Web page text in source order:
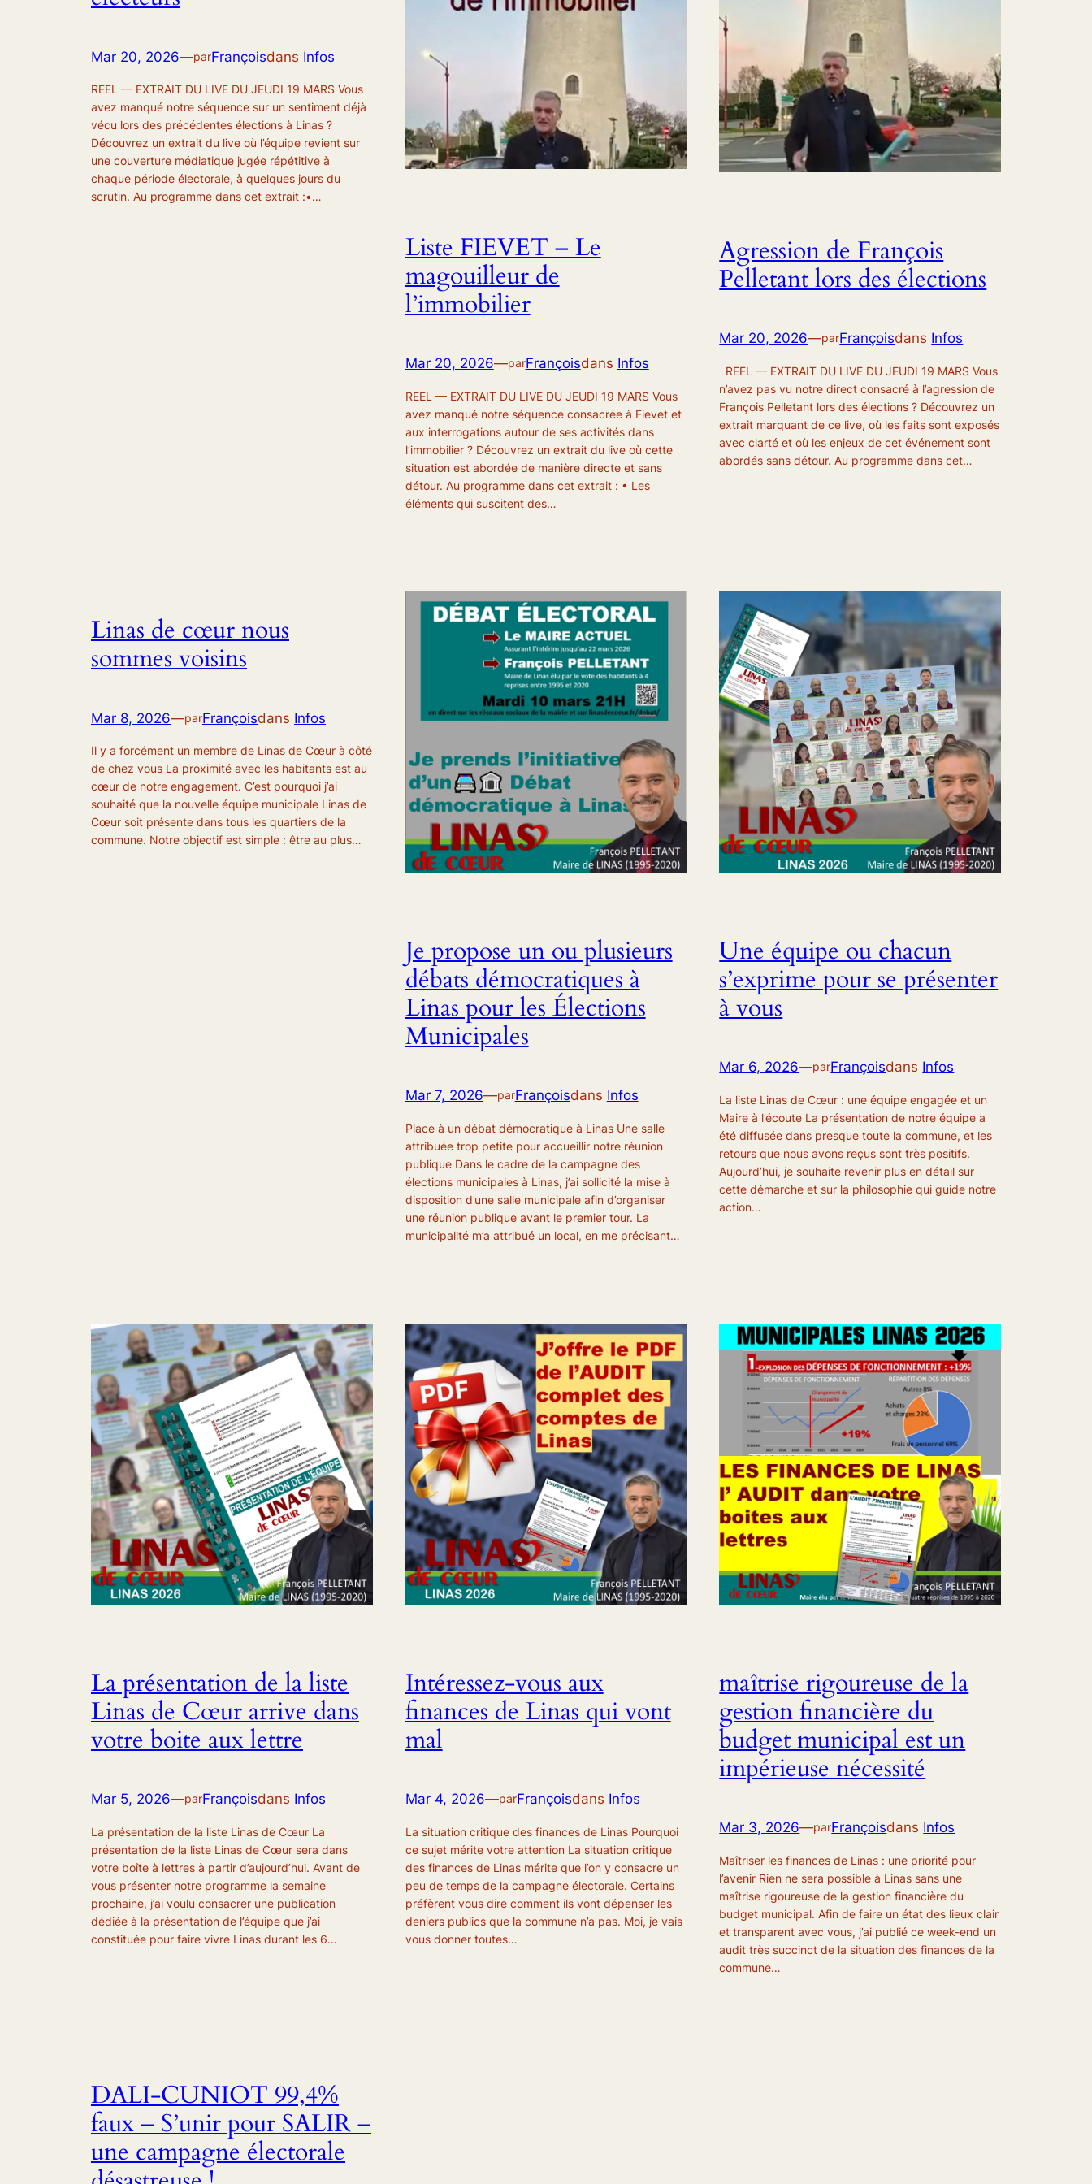
Mar 20, 2026—parFrançoisdans Infos
REEL — EXTRAIT DU LIVE DU JEUDI 19 MARS Vous
avez manqué notre séquence sur un sentiment déjà
vécu lors des précédentes élections à Linas ?
Découvrez un extrait du live où l’équipe revient sur
une couverture médiatique jugée répétitive à
chaque période électorale, à quelques jours du
scrutin. Au programme dans cet extrait :•…
Liste FIEVET – Le
magouilleur de
l’immobilier
Mar 20, 2026—parFrançoisdans Infos
REEL — EXTRAIT DU LIVE DU JEUDI 19 MARS Vous
avez manqué notre séquence consacrée à Fievet et
aux interrogations autour de ses activités dans
l’immobilier ? Découvrez un extrait du live où cette
situation est abordée de manière directe et sans
détour. Au programme dans cet extrait : • Les
éléments qui suscitent des…
Agression de François
Pelletant lors des élections
Mar 20, 2026—parFrançoisdans Infos
REEL — EXTRAIT DU LIVE DU JEUDI 19 MARS Vous
n’avez pas vu notre direct consacré à l’agression de
François Pelletant lors des élections ? Découvrez un
extrait marquant de ce live, où les faits sont exposés
avec clarté et où les enjeux de cet événement sont
abordés sans détour. Au programme dans cet…
Linas de cœur nous
sommes voisins
Mar 8, 2026—parFrançoisdans Infos
Il y a forcément un membre de Linas de Cœur à côté
de chez vous La proximité avec les habitants est au
cœur de notre engagement. C’est pourquoi j’ai
souhaité que la nouvelle équipe municipale Linas de
Cœur soit présente dans tous les quartiers de la
commune. Notre objectif est simple : être au plus…
Je propose un ou plusieurs
débats démocratiques à
Linas pour les Élections
Municipales
Mar 7, 2026—parFrançoisdans Infos
Place à un débat démocratique à Linas Une salle
attribuée trop petite pour accueillir notre réunion
publique Dans le cadre de la campagne des
élections municipales à Linas, j’ai sollicité la mise à
disposition d’une salle municipale afin d’organiser
une réunion publique avant le premier tour. La
municipalité m’a attribué un local, en me précisant…
Une équipe ou chacun
s’exprime pour se présenter
à vous
Mar 6, 2026—parFrançoisdans Infos
La liste Linas de Cœur : une équipe engagée et un
Maire à l’écoute La présentation de notre équipe a
été diffusée dans presque toute la commune, et les
retours que nous avons reçus sont très positifs.
Aujourd’hui, je souhaite revenir plus en détail sur
cette démarche et sur la philosophie qui guide notre
action…
La présentation de la liste
Linas de Cœur arrive dans
votre boite aux lettre
Mar 5, 2026—parFrançoisdans Infos
La présentation de la liste Linas de Cœur La
présentation de la liste Linas de Cœur sera dans
votre boîte à lettres à partir d’aujourd’hui. Avant de
vous présenter notre programme la semaine
prochaine, j’ai voulu consacrer une publication
dédiée à la présentation de l’équipe que j’ai
constituée pour faire vivre Linas durant les 6…
Intéressez-vous aux
finances de Linas qui vont
mal
Mar 4, 2026—parFrançoisdans Infos
La situation critique des finances de Linas Pourquoi
ce sujet mérite votre attention La situation critique
des finances de Linas mérite que l’on y consacre un
peu de temps de la campagne électorale. Certains
préfèrent vous dire comment ils vont dépenser les
deniers publics que la commune n’a pas. Moi, je vais
vous donner toutes…
maîtrise rigoureuse de la
gestion financière du
budget municipal est un
impérieuse nécessité
Mar 3, 2026—parFrançoisdans Infos
Maîtriser les finances de Linas : une priorité pour
l’avenir Rien ne sera possible à Linas sans une
maîtrise rigoureuse de la gestion financière du
budget municipal. Afin de faire un état des lieux clair
et transparent avec vous, j’ai publié ce week-end un
audit très succinct de la situation des finances de la
commune…
DALI-CUNIOT 99,4%
faux – S’unir pour SALIR –
une campagne électorale